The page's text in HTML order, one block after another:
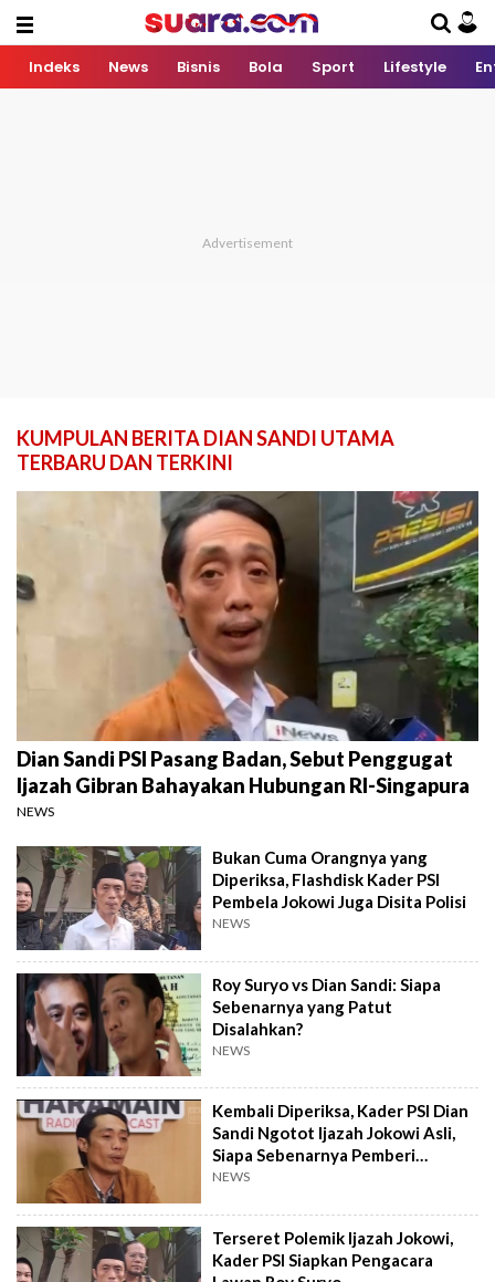
Indeks News Bisnis Bola Sport Lifestyle
KUMPULAN BERITA DIAN SANDI UTAMA
TERBARU DAN TERKINI
Dian Sandi PSI Pasang Badan, Sebut Penggugat
Ijazah Gibran Bahayakan Hubungan RI-Singapura
NEWS
Bukan Cuma Orangnya yang
Diperiksa, Flashdisk Kader PSI
Pembela Jokowi Juga Disita Polisi
NEWS
Roy Suryo vs Dian Sandi: Siapa
Sebenarnya yang Patut
Disalahkan?
NEWS
Kembali Diperiksa, Kader PSI Dian
Sandi Ngotot Ijazah Jokowi Asli,
Siapa Sebenarnya Pemberi
Fotonya?
NEWS
Terseret Polemik Ijazah Jokowi,
Kader PSI Siapkan Pengacara